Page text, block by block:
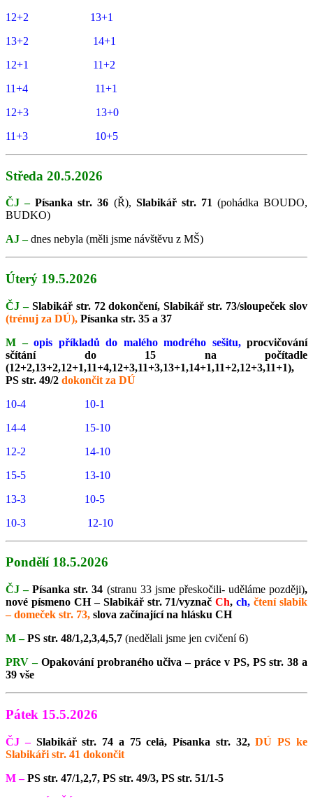
12+2 13+1
13+2 14+1
12+1 11+2
11+4 11+1
12+3 13+0
11+3 10+5
Středa 20.5.2026
ČJ – Písanka str. 36 (Ř), Slabikář str. 71 (pohádka BOUDO,
BUDKO)
AJ – dnes nebyla (měli jsme návštěvu z MŠ)
Úterý 19.5.2026
ČJ – Slabikář str. 72 dokončení, Slabikář str. 73/sloupeček slov
(trénuj za DÚ), Písanka str. 35 a 37
M – opis příkladů do malého modrého sešitu, procvičování
sčítání do 15 na počítadle
(12+2,13+2,12+1,11+4,12+3,11+3,13+1,14+1,11+2,12+3,11+1),
PS str. 49/2 dokončit za DÚ
10-4 10-1
14-4 15-10
12-2 14-10
15-5 13-10
13-3 10-5
10-3 12-10
Pondělí 18.5.2026
ČJ –Písanka str. 34 (stranu 33 jsme přeskočili- uděláme později),
nové písmeno CH – Slabikář str. 71/vyznačCh,ch,čtení slabik
– domeček str. 73, slova začínající na hlásku CH
M –PS str. 48/1,2,3,4,5,7 (nedělali jsme jen cvičení 6)
PRV – Opakování probraného učiva – práce v PS, PS str. 38 a
39 vše
Pátek 15.5.2026
ČJ – Slabikář str. 74 a 75 celá, Písanka str. 32,DÚ PS ke
Slabikáři str. 41 dokončit
M –PS str. 47/1,2,7, PS str. 49/3, PS str. 51/1-5